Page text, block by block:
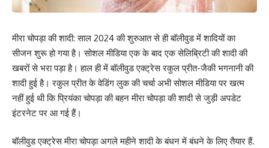
मीरा चोपड़ा की शादी: साल 2024 की शुरुआत से ही बॉलीवुड में शादियों का
सीजन शुरू हो गया है। सोशल मीडिया एक के बाद एक सेलिब्रिटी की शादी की
खबरों से भरा पड़ा है। हाल ही में बॉलीवुड एक्ट्रेस रकुल प्रीत-जैकी भगनानी की
शादी हुई है। रकुल प्रीत के वेडिंग लुक की चर्चा अभी सोशल मीडिया पर खत्म
नहीं हुई थी कि प्रियंका चोपड़ा की बहन मीरा चोपड़ा की शादी से जुड़ी अपडेट
इंटरनेट पर आ गई हैं।
बॉलीवुड एक्ट्रेस मीरा चोपड़ा अगले महीने शादी के बंधन में बंधने के लिए तैयार हैं.